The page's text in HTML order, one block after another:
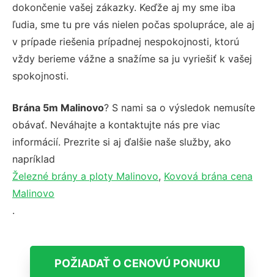
dokončenie vašej zákazky. Keďže aj my sme iba
ľudia, sme tu pre vás nielen počas spolupráce, ale aj
v prípade riešenia prípadnej nespokojnosti, ktorú
vždy berieme vážne a snažíme sa ju vyriešiť k vašej
spokojnosti.
Brána 5m Malinovo? S nami sa o výsledok nemusíte
obávať. Neváhajte a kontaktujte nás pre viac
informácií. Prezrite si aj ďalšie naše služby, ako
napríklad
Železné brány a ploty Malinovo, Kovová brána cena
Malinovo
.
POŽIADAŤ O CENOVÚ PONUKU